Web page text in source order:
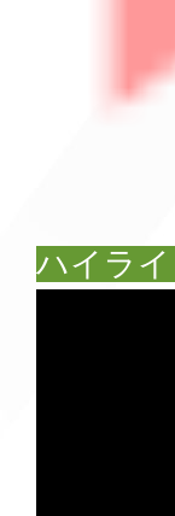
ハイライ